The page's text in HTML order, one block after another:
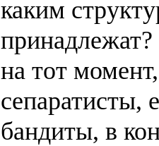
каким
на тот
сепаратисты,
бандиты, в